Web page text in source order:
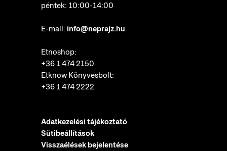
péntek: 10:00-14:00
E-mail: info@neprajz.hu
Etnoshop:
+36 1 474 2150
Etknow Könyvesbolt:
+36 1 474 2222
Adatkezelési tájékoztató
Sütibeállítások
Visszaélések bejelentése